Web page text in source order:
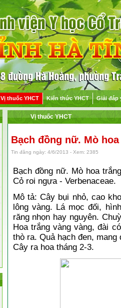
Vị thuốc YHCT Kiến thức YHCT Giải đáp
Vị thuốc YHCT
Bạch đồng nữ. Mò
Tin đăng ngày: 4/6/2013 - Xem: 2385
Bạch đồng nữ. Mò hoa
Cỏ roi ngựa - Verbenaceae.
Mô tả: Cây bụi nhỏ, cao
lông vàng. Lá mọc đối,
răng nhọn hay nguyên.
Hoa trắng vàng vàng, đài
thò ra. Quả hạch đen,
Cây ra hoa tháng 2-3.